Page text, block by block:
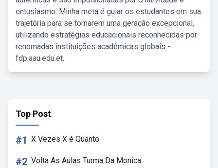
entusiasmo. Minha meta é guiar os estudantes em sua
trajetória para se tornarem uma geração excepcional,
utilizando estratégias educacionais reconhecidas por
renomadas instituições acadêmicas globais -
fdp.aau.edu.et.
Top Post
#1 X Vezes X é Quanto
#2 Volta As Aulas Turma Da Monica